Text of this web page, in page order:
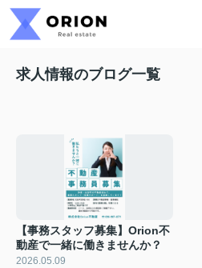
求人情報のブログ一覧
【事務スタッフ募集】Orion不
動産で一緒に働きませんか？
2026.05.09